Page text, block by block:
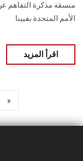
منسقة مذكرة التفاهم
الأمم المتحدة بفيينا
اقرأ المزيد
»